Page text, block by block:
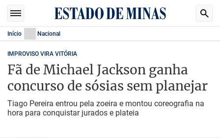
Início Nacional
IMPROVISO VIRA VITÓRIA
Fã de Michael Jackson ganha
concurso de sósias sem planejar
Tiago Pereira entrou pela zoeira e montou coreografia na
hora para conquistar jurados e plateia